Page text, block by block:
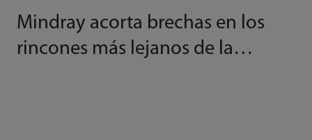
Mindray acorta brechas en los
rincones más lejanos de la